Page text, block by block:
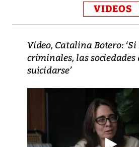
VIDEOS
Video, Catalina Botero:
criminales, las sociedades
suicidarse’